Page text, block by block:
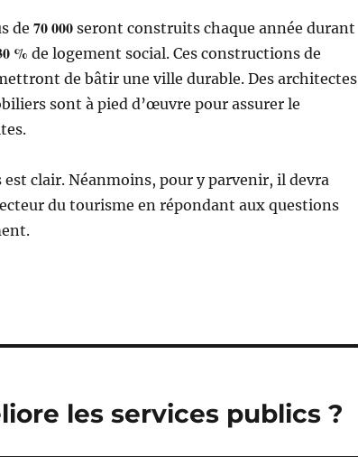
de 70000seront construits chaque année durant
% de logement social. Ces constructions de
de bâtir une ville durable. Des architectes
sont à pied d’œuvre pour assurer le
est clair. Néanmoins, pour y parvenir, il devra
du tourisme en répondant aux questions
les services publics ?